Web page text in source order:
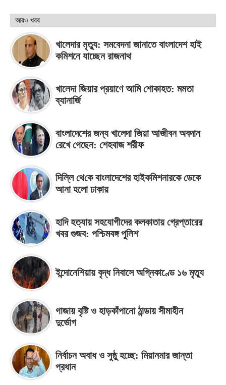
আরও খবর
খালেদার মৃত্যু: সমবেদনা জানাতে বাংলাদেশ হাই
কমিশনে যাচ্ছেন রাজনাথ
খালেদা জিয়ার প্রয়াণে আমি শোকাহত: মমতা
ব্যানার্জি
বাংলাদেশের জন্য খালেদা জিয়া আজীবন অবদান
রেখে গেছেন: শেহবাজ শরীফ
দিল্লি থে‌কে বাংলাদেশের হাইকমিশনারকে ডেকে
আনা হলো ঢাকায়
হাদি হত্যায় সহযোগীদের কলকাতায় গ্রেপ্তারের
খবর গুজব: পশ্চিমবঙ্গ পুলিশ
ইন্দোনেশিয়ায় বৃদ্ধ নিবাসে অগ্নিকাণ্ডে ১৬ মৃত্যু
গাজায় বৃষ্টি ও হাড়কাঁপানো ঠান্ডায় সীমাহীন
দুর্ভোগ
নির্বাচন অবাধ ও সুষ্ঠু হচ্ছে: মিয়ানমার জান্তা
প্রধান